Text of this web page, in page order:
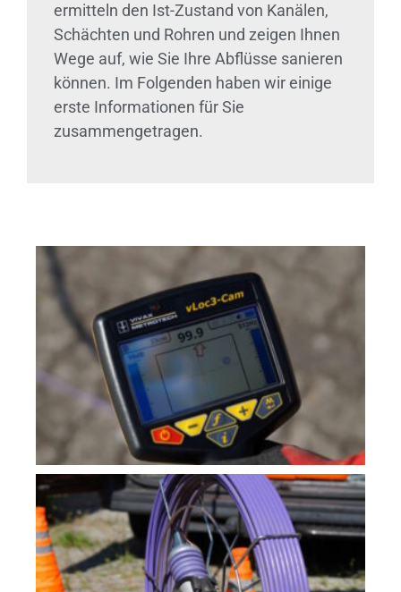
ermitteln den Ist-Zustand von Kanälen,
Schächten und Rohren und zeigen Ihnen
Wege auf, wie Sie Ihre Abflüsse sanieren
können. Im Folgenden haben wir einige
erste Informationen für Sie
zusammengetragen.